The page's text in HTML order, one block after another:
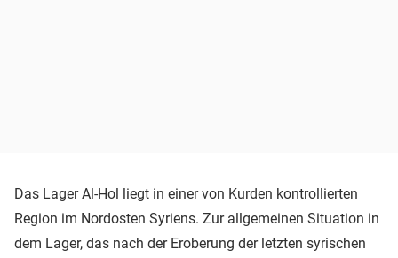
Das Lager Al-Hol liegt in einer von Kurden kontrollierten
Region im Nordosten Syriens. Zur allgemeinen Situation in
dem Lager, das nach der Eroberung der letzten syrischen